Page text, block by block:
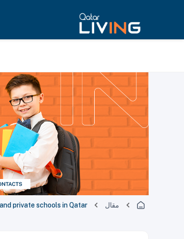
مقال private schools in Qatar